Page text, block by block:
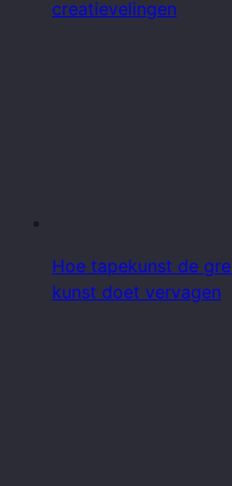
creatievelingen
Hoe tapekunst de
kunst doet vervagen